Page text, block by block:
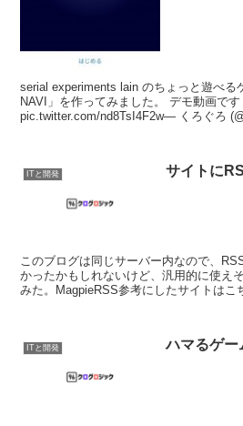
serial experiments lain のちょっと遊べる
NAVI」を作ってみました。 デモ動画です
pic.twitter.com/nd8TsI4F2w— くろぐろ
ITと開発 サイトに
このブログは同じサーバー内なので、
かったかもしれないけど、汎用的に使え
みた。MagpieRSS参考にしたサイトはこ
ITと開発 ハマるゲー